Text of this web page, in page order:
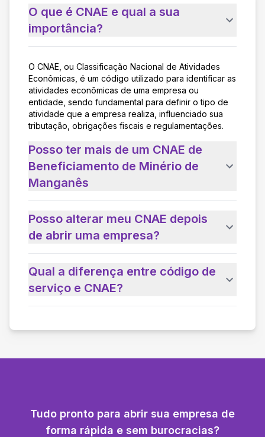
O que é CNAE e qual a sua
importância?
O CNAE, ou Classificação Nacional de Atividades
Econômicas, é um código utilizado para identificar as
atividades econômicas de uma empresa ou
entidade, sendo fundamental para definir o tipo de
atividade que a empresa realiza, influenciado sua
tributação, obrigações fiscais e regulamentações.
Posso ter mais de um CNAE de
Beneficiamento de Minério de
Manganês
Posso alterar meu CNAE depois
de abrir uma empresa?
Qual a diferença entre código de
serviço e CNAE?
Tudo pronto para abrir sua empresa de
forma rápida e sem burocracias?